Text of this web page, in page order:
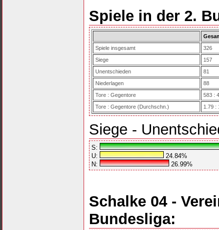
Spiele in der 2.
Spiele insgesamt
326
Siege
157
Unentschieden
81
Niederlagen
88
Tore : Gegentore
583 :
Tore : Gegentore (Durchschn.)
1.79 :
Siege -
S:
U:
24.84%
N:
26.99%
Schalke 04 -
Bundesliga: